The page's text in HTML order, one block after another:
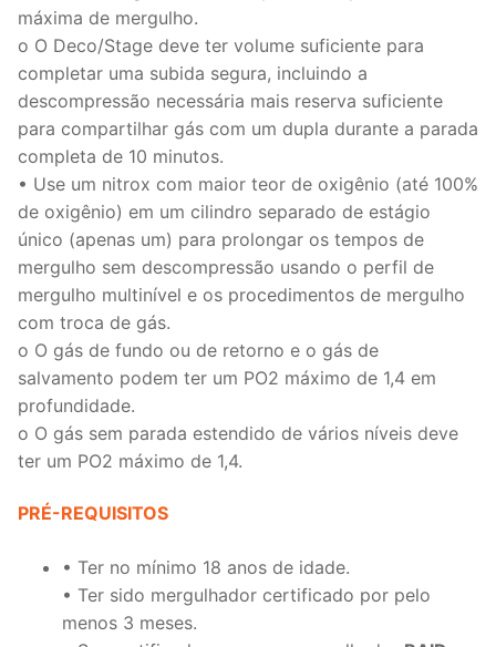
máxima de mergulho.
o O Deco/Stage deve ter volume suficiente para
completar uma subida segura, incluindo a
descompressão necessária mais reserva suficiente
para compartilhar gás com um dupla durante a parada
completa de 10 minutos.
• Use um nitrox com maior teor de oxigênio (até 100%
de oxigênio) em um cilindro separado de estágio
único (apenas um) para prolongar os tempos de
mergulho sem descompressão usando o perfil de
mergulho multinível e os procedimentos de mergulho
com troca de gás.
o O gás de fundo ou de retorno e o gás de
salvamento podem ter um PO2 máximo de 1,4 em
profundidade.
o O gás sem parada estendido de vários níveis deve
ter um PO2 máximo de 1,4.
PRÉ-REQUISITOS
• Ter no mínimo 18 anos de idade.
• Ter sido mergulhador certificado por pelo
menos 3 meses.